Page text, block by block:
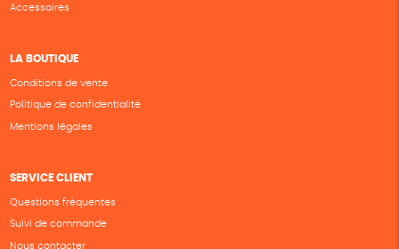
Accessoires
LA BOUTIQUE
Conditions de vente
Politique de confidentialité
Mentions légales
SERVICE CLIENT
Questions fréquentes
Suivi de commande
Nous contacter